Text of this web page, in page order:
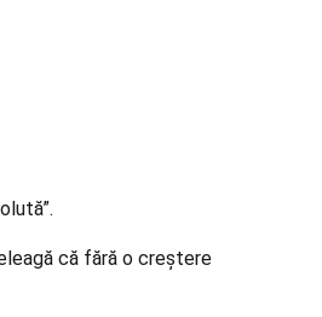
că fără o creștere